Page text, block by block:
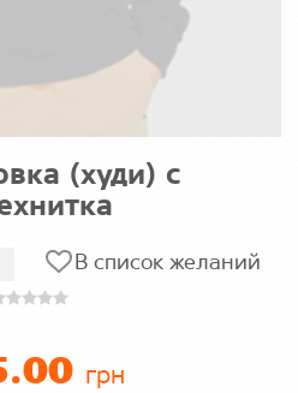
(худи) с
В список желаний
грн